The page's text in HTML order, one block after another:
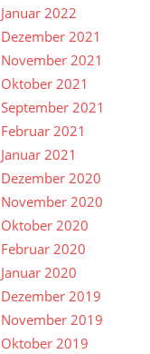
Januar 2022
Dezember 2021
November 2021
Oktober 2021
September 2021
Februar 2021
Januar 2021
Dezember 2020
November 2020
Oktober 2020
Februar 2020
Januar 2020
Dezember 2019
November 2019
Oktober 2019